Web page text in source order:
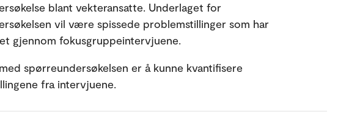
blant vekteransatte. Underlaget for
vil være spissede problemstillinger som har
gjennom fokusgruppeintervjuene.
spørreundersøkelsen er å kunne kvantifisere
fra intervjuene.